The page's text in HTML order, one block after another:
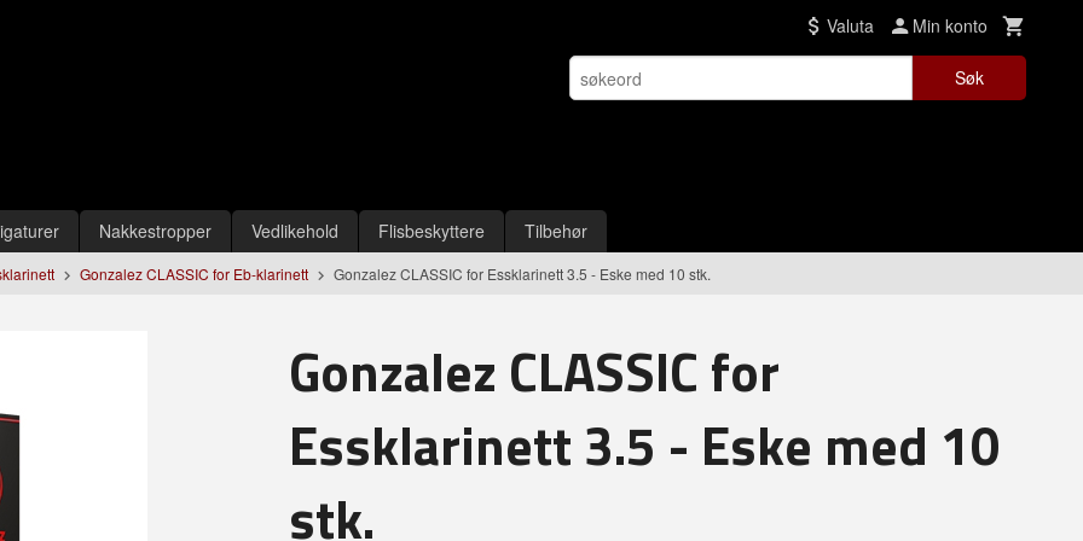
Valuta Min konto
Søk
Nakkestropper Vedlikehold Flisbeskyttere Tilbehør
Gonzalez CLASSIC for Eb-klarinett Gonzalez CLASSIC for Essklarinett 3.5 - Eske med 10 stk.
Gonzalez CLASSIC for
Essklarinett 3.5 - Eske med 10
stk.